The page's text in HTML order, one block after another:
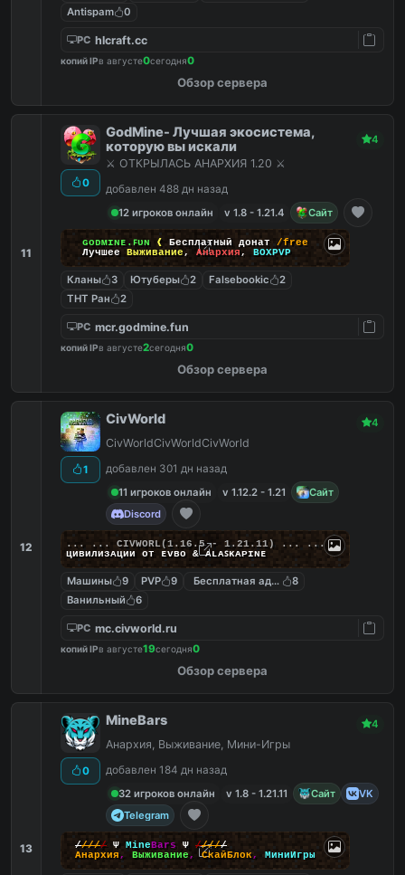
Antispam
0
PC hlcraft.cc
копий IPв августе0сегодня0
Обзор сервера
11
0
GodMine- Лучшая экосистема,
которую вы искали
4
⚔️ ОТКРЫЛАСЬ АНАРХИЯ 1.20 ⚔️
добавлен 488 дн назад
12 игроков онлайн
v 1.8 - 1.21.4 Сайт
ɢᴏᴅᴍɪɴᴇ.ꜰᴜɴ ❰ Бесплатный донат /free
Лучшее Выживание, Анархия, BOXPVP
Кланы 3 Ютуберы 2 Falsebookic
2
ТНТ Ран
2
PC mcr.godmine.fun
копий IPв августе2сегодня0
Обзор сервера
12
1
CivWorld 4
CivWorldCivWorldCivWorld
добавлен 301 дн назад
11 игроков онлайн
v 1.12.2 - 1.21
Сайт
Discord
... ... CIVWORL (1.16.5 - 1.21.11) ... ...
циʙилизᴀции от ᴇᴠʙᴏ & ᴀʟᴀꜱᴋᴀᴘɪɴᴇ
Машины 9 PVP 9 Бесплатная админка
8
Ванильный
6
PC mc.civworld.ru
копий IPв августе19сегодня0
Обзор сервера
13
0
MineBars 4
Анархия, Выживание, Мини-Игры
добавлен 184 дн назад
32 игроков онлайн
v 1.8 - 1.21.11 Сайт
VK
Telegram
///// Ψ MineBars Ψ /////
Анархия, Выживание,СкайБлок, МиниИгры